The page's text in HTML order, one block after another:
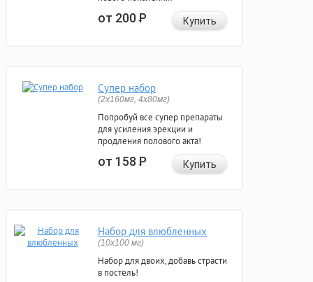
от 200Р Купить
Супер набор
(2х160мг, 4х80мг)
Попробуй все супер препараты
для усиления эрекции и
продления полового акта!
от 158Р Купить
Набор для влюбленных
(10х100 мг)
Набор для двоих, добавь страсти
в постель!